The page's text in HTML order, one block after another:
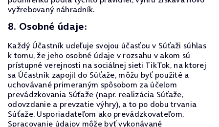
vyžrebovaný náhradník.
8. Osobné údaje:
Každý Účastník udeľuje svojou účasťou v Súťaži súhlas
k tomu, že jeho osobné údaje v rozsahu v akom sú
prístupné verejnosti na sociálnej sieti TikTok, na ktorej
sa Účastník zapojil do Súťaže, môžu byť použité a
uchovávané primeraným spôsobom za účelom
prevádzkovania Súťaže (napr. realizácia Súťaže,
odovzdanie a prevzatie výhry), a to po dobu trvania
Súťaže, Usporiadateľom ako prevádzkovateľom.
Spracovanie údajov môže byť vykonávané